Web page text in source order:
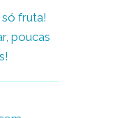
só fruta!
poucas